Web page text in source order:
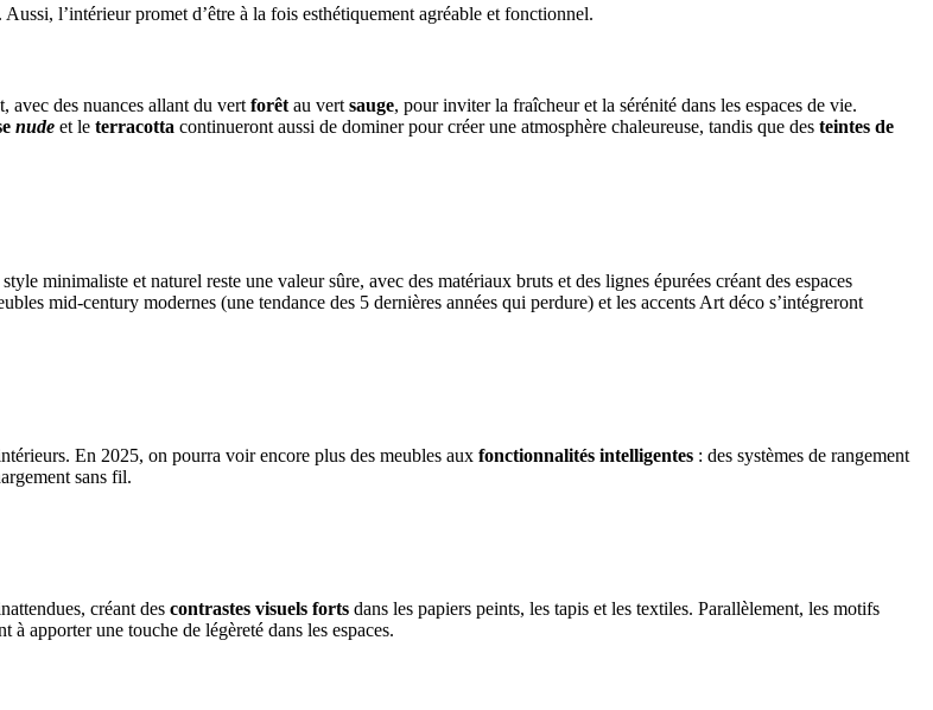
l’intérieur promet d’être à la fois esthétiquement agréable et fonctionnel.
avec des nuances allant du vert forêt au vert sauge, pour inviter la fraîcheur et la sérénité dans les espaces de vie.
nude et le terracotta continueront aussi de dominer pour créer une atmosphère chaleureuse, tandis que des teintes de
minimaliste et naturel reste une valeur sûre, avec des matériaux bruts et des lignes épurées créant des espaces
mid-century modernes (une tendance des 5 dernières années qui perdure) et les accents Art déco s’intégreront
En 2025, on pourra voir encore plus des meubles aux fonctionnalités intelligentes : des systèmes de rangement
sans fil.
créant des contrastes visuels forts dans les papiers peints, les tapis et les textiles. Parallèlement, les motifs
apporter une touche de légèreté dans les espaces.